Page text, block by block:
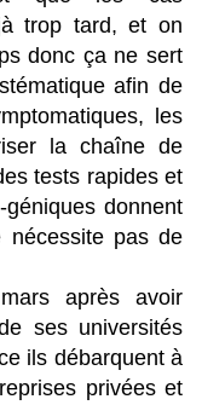
trop tard, et on
donc ça ne sert
afin de
les
la chaîne de
tests rapides et
donnent
pas de
après avoir
ses universités
ils débarquent à
privées et